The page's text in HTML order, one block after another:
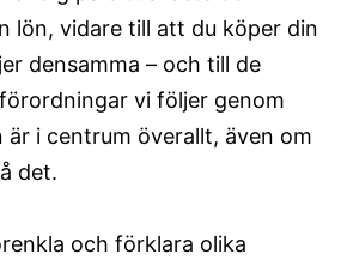
lön, vidare till att du köper din
densamma – och till de
vi följer genom
är i centrum överallt, även om
det.
och förklara olika